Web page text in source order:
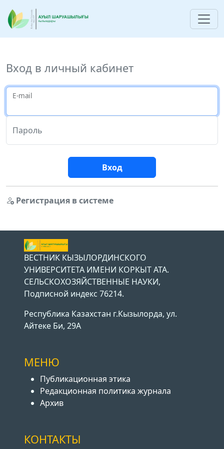
Вход в личный кабинет
E-mail
Пароль
Вход
Регистрация в системе
ВЕСТНИК КЫЗЫЛОРДИНСКОГО
УНИВЕРСИТЕТА ИМЕНИ КОРКЫТ АТА.
СЕЛЬСКОХОЗЯЙСТВЕННЫЕ НАУКИ,
Подписной индекс 76214.
Республика Казахстан г.Кызылорда, ул.
Айтеке Би, 29А
МЕНЮ
Публикационная этика
Редакционная политика журнала
Архив
КОНТАКТЫ